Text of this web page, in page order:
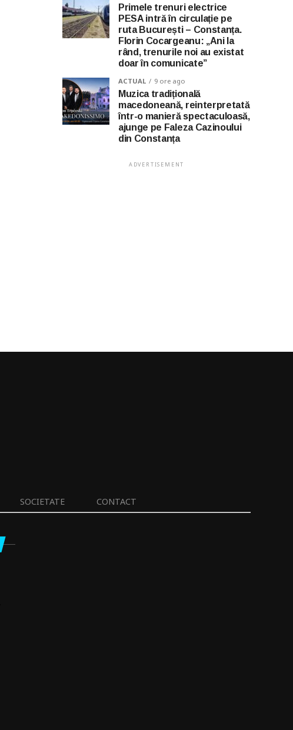
Primele trenuri electrice
PESA intră în circulație pe
ruta București – Constanța.
Florin Cocargeanu: „Ani la
rând, trenurile noi au existat
doar în comunicate”
ACTUAL 9 ore ago
Muzica tradițională
macedoneană, reinterpretată
într-o manieră spectaculoasă,
ajunge pe Faleza Cazinoului
din Constanța
ADVERTISEMENT
SOCIETATE CONTACT